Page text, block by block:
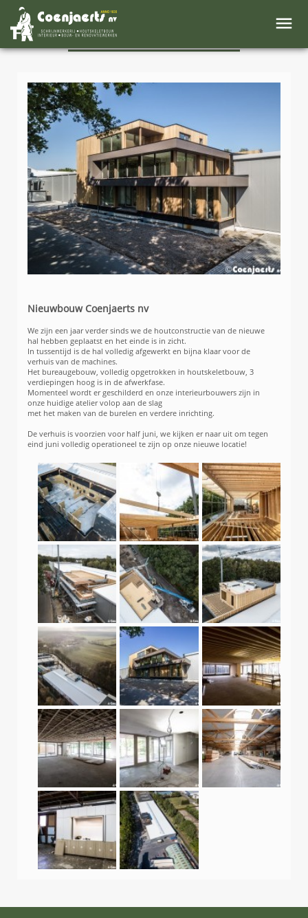
Nieuwbouw Coenjaerts nv
We zijn een jaar verder sinds we de houtconstructie van de nieuwe
hal hebben geplaatst en het einde is in zicht.
In tussentijd is de hal volledig afgewerkt en bijna klaar voor de
verhuis van de machines.
Het bureaugebouw, volledig opgetrokken in houtskeletbouw, 3
verdiepingen hoog is in de afwerkfase.
Momenteel wordt er geschilderd en onze interieurbouwers zijn in
onze huidige atelier volop aan de slag
met het maken van de burelen en verdere inrichting.
De verhuis is voorzien voor half juni, we kijken er naar uit om tegen
eind juni volledig operationeel te zijn op onze nieuwe locatie!